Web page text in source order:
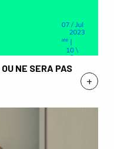
+
NE SERA PAS